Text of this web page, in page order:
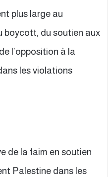
plus large au
boycott, du soutien aux
l’opposition à la
les violations
de la faim en soutien
Palestine dans les